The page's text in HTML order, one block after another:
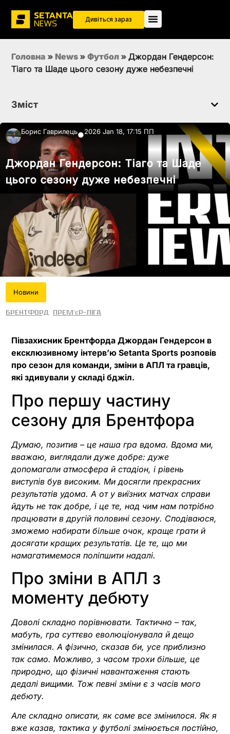
Дивіться зараз
Головна » News » Футбол » Джордан Гендерсон:
Тіаго та Шаде цього сезону дуже небезпечні
Зміст
Борис Гаврилець●2026 Jan 18, 17:15 ПП
Джордан Гендерсон: Тіаго та Шаде
цього сезону дуже небезпечні
Новини
Брентфорд Прем'єр-ліга
Півзахисник Брентфорда Джордан Гендерсон в
ексклюзивному інтерв’ю Setanta Sports розповів
про сезон для команди, зміни в АПЛ та гравців,
які здивували у складі бджіл.
Про першу частину
сезону для Брентфора
Думаю, позитив – це наша гра вдома. Вдома ми,
вважаю, виглядали дуже добре: дуже
допомагали атмосфера й стадіон, і рівень
виступів був високим. Ми досягли прекрасних
результатів удома. А от у виїзних матчах справи
йдуть не так добре, і це те, над чим нам потрібно
працювати в другій половині сезону. Сподіваюся,
зможемо набирати більше очок, краще грати й
досягати кращих результатів. Це те, що ми
намагатимемося поліпшити надалі.
Про зміни в АПЛ з
моменту дебюту
Доволі складно порівнювати. Тактично – так,
мабуть, гра суттєво еволюціонувала й дещо
змінилася. А фізично, сказав би, усе приблизно
так само. Можливо, з часом трохи більше, це
природно, що фізичні навантаження стають
дедалі вищими. Тож певні зміни є з часів мого
дебюту.
Але складно описати, як саме все змінилося. Як я
вже казав, тактика у футболі змінюється постійно,